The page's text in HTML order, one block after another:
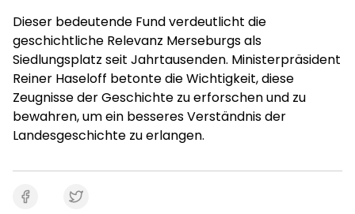
Dieser bedeutende Fund verdeutlicht die
geschichtliche Relevanz Merseburgs als
Siedlungsplatz seit Jahrtausenden. Ministerpräsident
Reiner Haseloff betonte die Wichtigkeit, diese
Zeugnisse der Geschichte zu erforschen und zu
bewahren, um ein besseres Verständnis der
Landesgeschichte zu erlangen.